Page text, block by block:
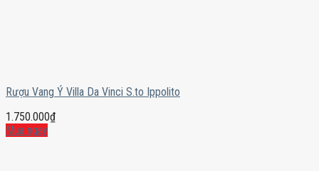
Rượu Vang Ý Villa Da Vinci S.to Ippolito
1.750.000₫
Mua ngay